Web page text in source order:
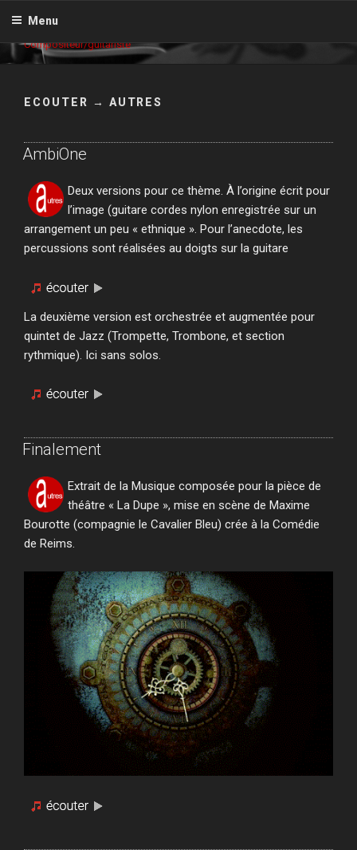
contenu
principal
GILLES GRIGNON
Compositeur/guitariste
Menu
ECOUTER → AUTRES
AmbiOne
Deux versions pour ce thème. À l’origine écrit pour
l’image (guitare cordes nylon enregistrée sur un
arrangement un peu « ethnique ». Pour l’anecdote, les
percussions sont réalisées au doigts sur la guitare
La deuxième version est orchestrée et augmentée pour
quintet de Jazz (Trompette, Trombone, et section
rythmique). Ici sans solos.
Finalement
Extrait de la Musique composée pour la pièce de
théâtre « La Dupe », mise en scène de Maxime
Bourotte (compagnie le Cavalier Bleu) crée à la Comédie
de Reims.